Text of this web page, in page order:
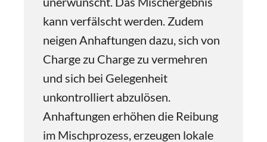
kann verfälscht werden. Zudem
neigen Anhaftungen dazu, sich von
Charge zu Charge zu vermehren
und sich bei Gelegenheit
unkontrolliert abzulösen.
Anhaftungen erhöhen die Reibung
im Mischprozess, erzeugen lokale